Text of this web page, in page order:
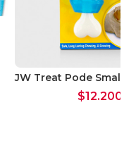
JW Treat Pode Small
$12.200